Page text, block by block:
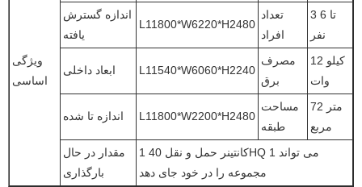
ویژگی
اساسی
اندازه گسترش
یافته
L11800*W6220*H2480
تعداد
افراد
3 تا 6
نفر
ابعاد داخلی L11540*W6060*H2240
مصرف
برق
12 کیلو
وات
اندازه تا شده L11800*W2200*H2480
مساحت
طبقه
72 متر
مربع
مقدار در حال
بارگذاری
1 کانتینر حمل و نقل 40HQ می تواند 1
مجموعه را در خود جای دهد